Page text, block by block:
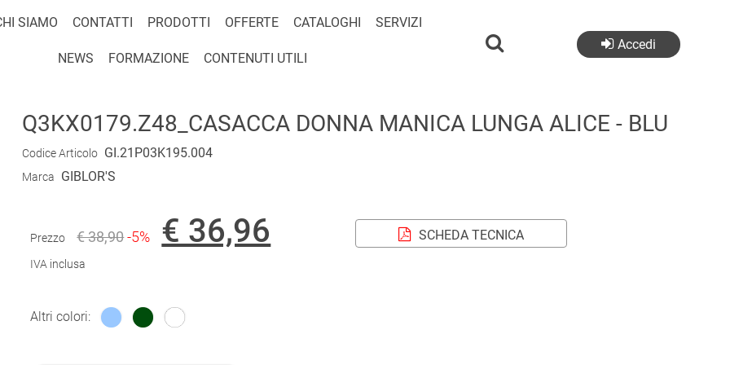
SIAMO CONTATTI PRODOTTI OFFERTE CATALOGHI SERVIZI
NEWS FORMAZIONE CONTENUTI UTILI
Accedi
Q3KX0179.Z48_CASACCA DONNA MANICA LUNGA ALICE - BLU
Codice Articolo GI.21P03K195.004
Marca GIBLOR'S
Prezzo € 38,90-5% € 36,96
IVA inclusa
SCHEDA TECNICA
Altri colori: